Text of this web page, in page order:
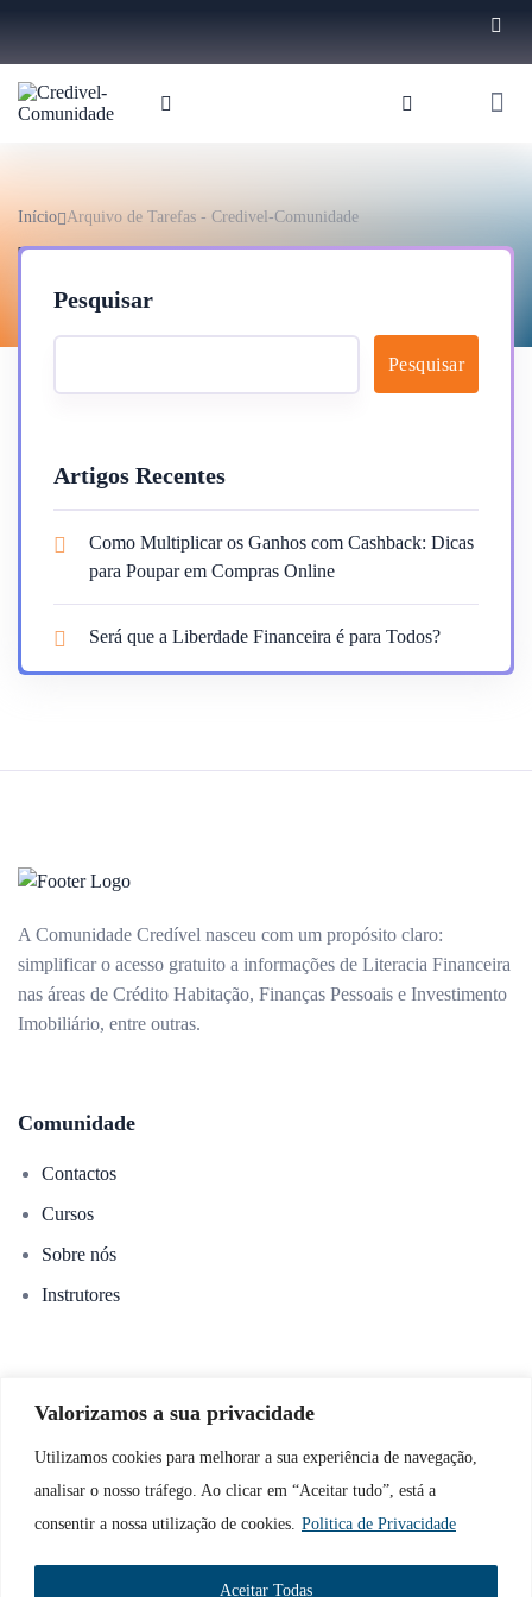
Valorizamos a sua privacidade
Utilizamos cookies para melhorar a sua experiência de navegação,
analisar o nosso tráfego. Ao clicar em “Aceitar tudo”, está a
consentir a nossa utilização de cookies. Politica de Privacidade
Aceitar Todas
Início Arquivo de Tarefas - Credivel-Comunidade
Tarefas
Pesquisar
Pesquisar
Artigos Recentes
Como Multiplicar os Ganhos com Cashback: Dicas
para Poupar em Compras Online
Será que a Liberdade Financeira é para Todos?
A Comunidade Credível nasceu com um propósito claro:
simplificar o acesso gratuito a informações de Literacia Financeira
nas áreas de Crédito Habitação, Finanças Pessoais e Investimento
Imobiliário, entre outras.
Comunidade
Contactos
Cursos
Sobre nós
Instrutores
Política de Cookies